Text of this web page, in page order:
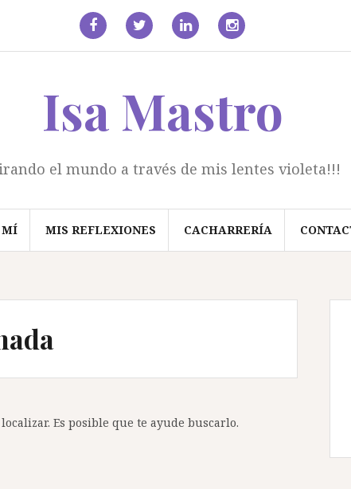
facebookTwitter LinkedinInstagram
Isa Mastro
el mundo a través de mis lentes violeta!!!
MÍ MIS REFLEXIONES CACHARRERÍA
Es posible que te ayude buscarlo.